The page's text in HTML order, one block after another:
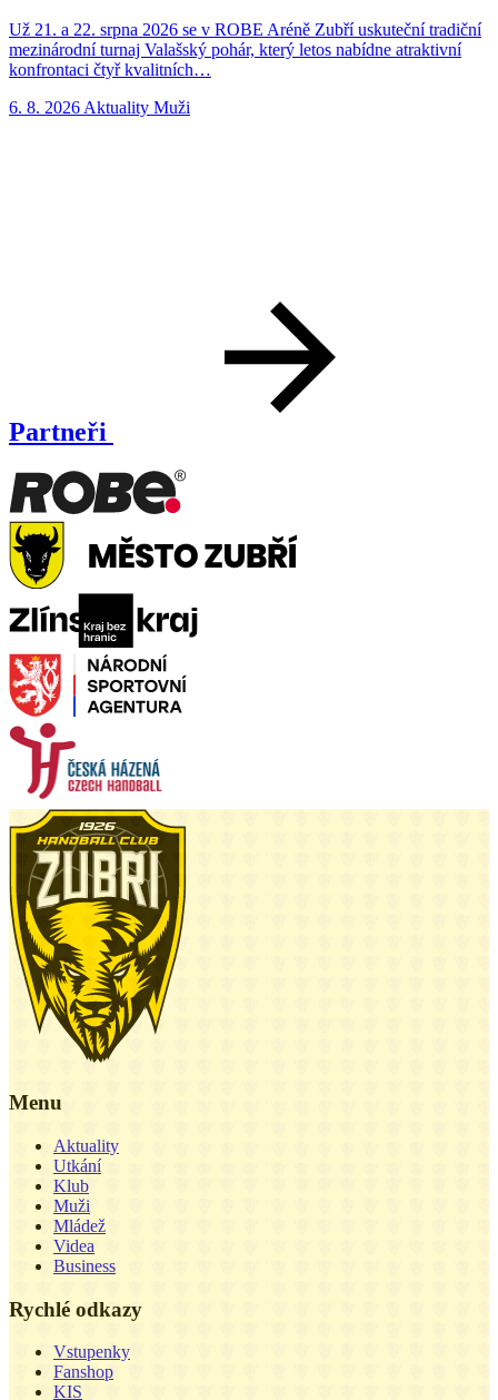
Už 21. a 22. srpna 2026 se v ROBE Aréně Zubří uskuteční tradiční
mezinárodní turnaj Valašský pohár, který letos nabídne atraktivní
konfrontaci čtyř kvalitních…
6. 8. 2026 Aktuality Muži
Partneři
Menu
Aktuality
Utkání
Klub
Muži
Mládež
Videa
Business
Rychlé odkazy
Vstupenky
Fanshop
KIS